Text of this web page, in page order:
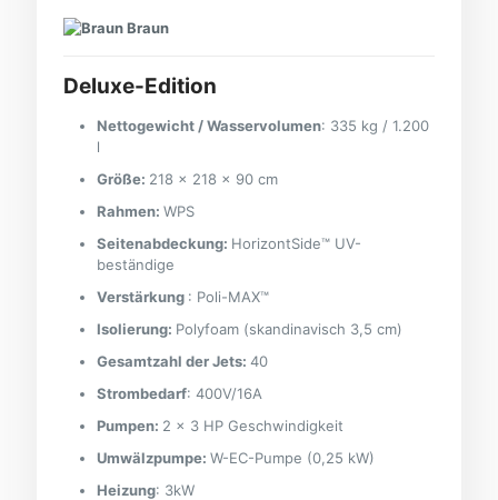
Braun
Deluxe-Edition
Nettogewicht / Wasservolumen: 335 kg / 1.200
l
Größe: 218 × 218 × 90 cm
Rahmen:WPS
Seitenabdeckung: HorizontSide™ UV-
beständige
Verstärkung : Poli-MAX™
Isolierung: Polyfoam (skandinavisch 3,5 cm)
Gesamtzahl der Jets:40
Strombedarf: 400V/16A
Pumpen: 2 × 3 HP Geschwindigkeit
Umwälzpumpe:W-EC-Pumpe (0,25 kW)
Heizung: 3kW